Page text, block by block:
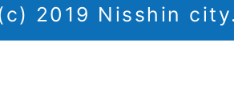
2019 Nisshin